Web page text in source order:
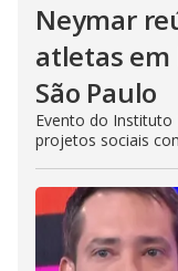
Neymar
atletas
São Paulo
Evento do Instituto
projetos sociais